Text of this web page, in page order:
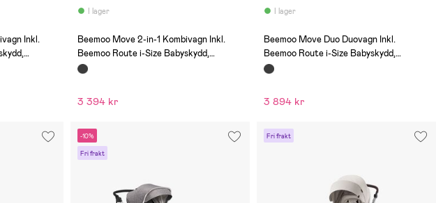
Inkl.
I lager
(0)
Beemoo Move 2-in-1 Kombivagn Inkl.
Beemoo Route i-Size Babyskydd,
Black/Mineral Grey
3 394 kr
I lager
(0)
Beemoo Move Duo Duovagn Inkl.
Beemoo Route i-Size Babyskydd,
Black/Mineral Grey
3 894 kr
-10%
Fri frakt
Fri frakt